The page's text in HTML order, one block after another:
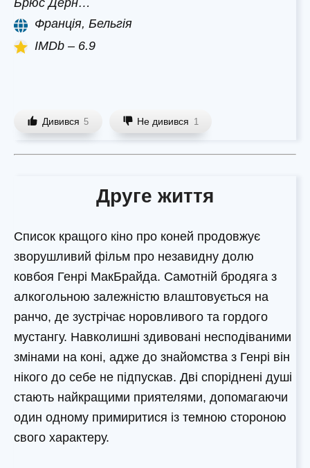
Брюс Дерн…
Франція, Бельгія
IMDb – 6.9
Дивився 5 Не дивився 1
Друге життя
Список кращого кіно про коней продовжує
зворушливий фільм про незавидну долю
ковбоя Генрі МакБрайда. Самотній бродяга з
алкогольною залежністю влаштовується на
ранчо, де зустрічає норовливого та гордого
мустангу. Навколишні здивовані несподіваними
змінами на коні, адже до знайомства з Генрі він
нікого до себе не підпускав. Дві споріднені душі
стають найкращими приятелями, допомагаючи
один одному примиритися із темною стороною
свого характеру.